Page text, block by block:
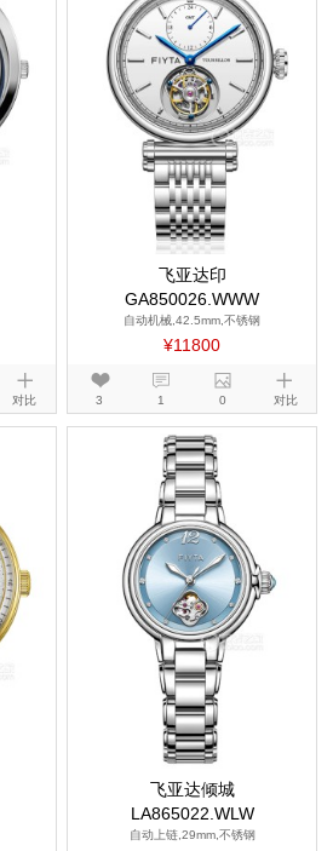
对比
飞亚达印
GA850026.WWW
自动机械,42.5mm,不锈钢
¥11800
3 1 0 对比
飞亚达倾城
LA865022.WLW
自动上链,29mm,不锈钢